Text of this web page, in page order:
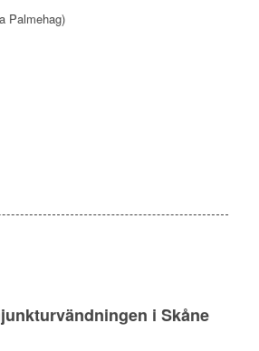
Palmehag)
i Skåne